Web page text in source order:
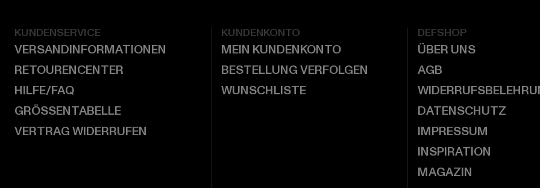
KUNDENSERVICE
VERSANDINFORMATIONEN
RETOURENCENTER
HILFE/FAQ
GRÖSSENTABELLE
VERTRAG WIDERRUFEN
KUNDENKONTO
MEIN KUNDENKONTO
BESTELLUNG VERFOLGEN
WUNSCHLISTE
DEFSHOP
ÜBER UNS
AGB
DATENSCHUTZ
IMPRESSUM
INSPIRATION
MAGAZIN